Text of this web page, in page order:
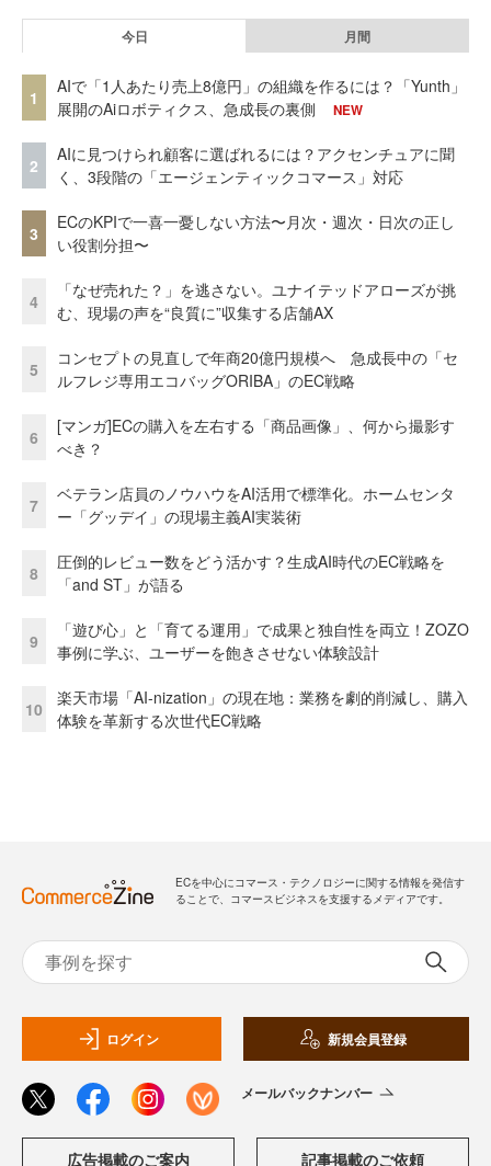
今日 月間
1
AIで「1人あたり売上8億円」の組織を作るには？「Yunth」
展開のAiロボティクス、急成長の裏側
NEW
2
AIに見つけられ顧客に選ばれるには？アクセンチュアに聞
く、3段階の「エージェンティックコマース」対応
3
ECのKPIで一喜一憂しない方法〜月次・週次・日次の正し
い役割分担〜
4
「なぜ売れた？」を逃さない。ユナイテッドアローズが挑
む、現場の声を“良質に”収集する店舗AX
5
コンセプトの見直しで年商20億円規模へ 急成長中の「セ
ルフレジ専用エコバッグORIBA」のEC戦略
6
[マンガ]ECの購入を左右する「商品画像」、何から撮影す
べき？
7
ベテラン店員のノウハウをAI活用で標準化。ホームセンタ
ー「グッデイ」の現場主義AI実装術
8
圧倒的レビュー数をどう活かす？生成AI時代のEC戦略を
「and ST」が語る
9
「遊び心」と「育てる運用」で成果と独自性を両立！ZOZO
事例に学ぶ、ユーザーを飽きさせない体験設計
10
楽天市場「AI-nization」の現在地：業務を劇的削減し、購入
体験を革新する次世代EC戦略
ECを中心にコマース・テクノロジーに関する情報を発信す
ることで、コマースビジネスを支援するメディアです。
ログイン 新規会員登録
メールバックナンバー
広告掲載のご案内 記事掲載のご依頼